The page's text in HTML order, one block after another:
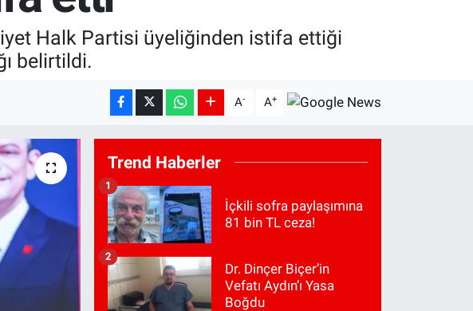
Halk Partisi üyeliğinden istifa ettiği
belirtildi.
A- A+
Trend Haberler
İçkili sofra paylaşımına
81 bin TL ceza!
1
Dr. Dinçer Biçer’in
Vefatı Aydın’ı Yasa
Boğdu
2